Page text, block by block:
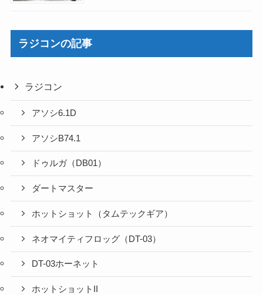
ラジコンの記事
ラジコン
アソシ6.1D
アソシB74.1
ドゥルガ（DB01）
ダートマスター
ホットショット（タムテックギア）
ネオマイティフロッグ（DT-03）
DT-03ホーネット
ホットショットII